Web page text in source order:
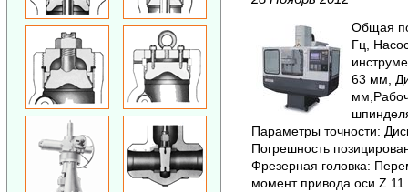
Общая
Гц,
63 мм,
Параметры точности:
Погрешность
Фрезерная головка:
момент привода оси Z